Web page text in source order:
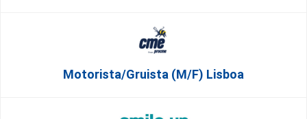
Motorista/Gruista (m/f) Lisboa